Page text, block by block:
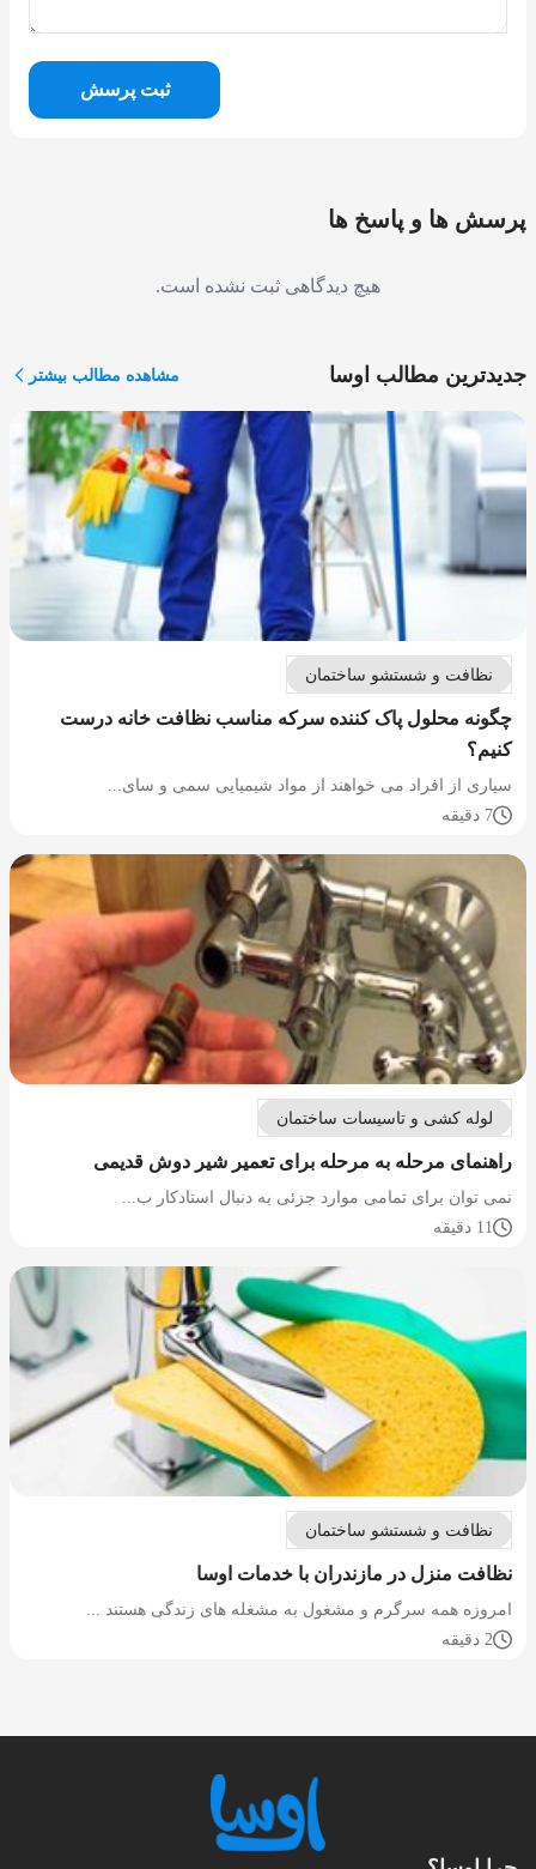
ثبت پرسش
پرسش ها و پاسخ ها
هیچ دیدگاهی ثبت نشده است.
جدیدترین مطالب اوسا مشاهده مطالب بیشتر
نظافت و شستشو ساختمان
چگونه محلول پاک کننده سرکه مناسب نظافت خانه درست
کنیم؟
سیاری از افراد می خواهند از مواد شیمیایی سمی و سای...
7 دقیقه
لوله کشی و تاسیسات ساختمان
راهنمای مرحله به مرحله برای تعمیر شیر دوش قدیمی
نمی توان برای تمامی موارد جزئی به دنبال استادکار ب...
11 دقیقه
نظافت و شستشو ساختمان
نظافت منزل در مازندران با خدمات اوسا
امروزه همه سرگرم و مشغول به مشغله های زندگی هستند ...
2 دقیقه